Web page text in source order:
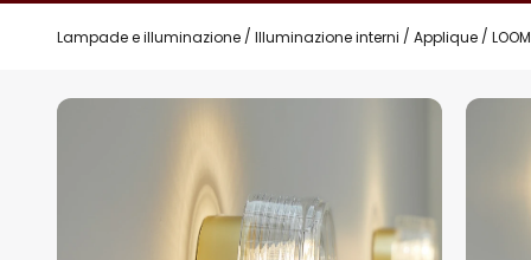
Lampade e illuminazione Illuminazione interni Applique
Vai